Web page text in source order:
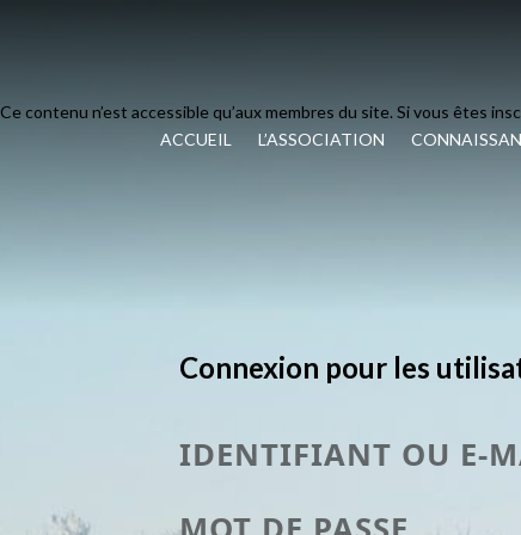
ACCUEIL L’ASSOCIATION
Ce contenu n’est accessible qu’aux membres du site. Si vous êtes
Connexion pour les
IDENTIFIANT OU E-